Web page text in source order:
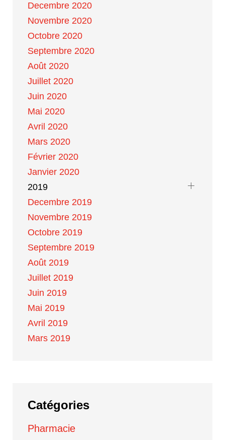
Decembre 2020
Novembre 2020
Octobre 2020
Septembre 2020
Août 2020
Juillet 2020
Juin 2020
Mai 2020
Avril 2020
Mars 2020
Février 2020
Janvier 2020
2019
Decembre 2019
Novembre 2019
Octobre 2019
Septembre 2019
Août 2019
Juillet 2019
Juin 2019
Mai 2019
Avril 2019
Mars 2019
Catégories
Pharmacie